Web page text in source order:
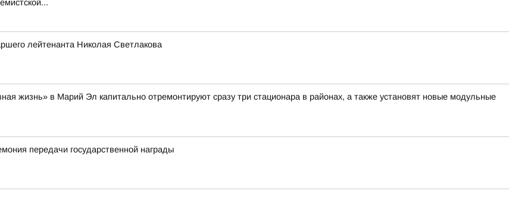
лейтенанта Николая Светлакова
жизнь» в Марий Эл капитально отремонтируют сразу три стационара в районах, а также установят новые модульные
передачи государственной награды